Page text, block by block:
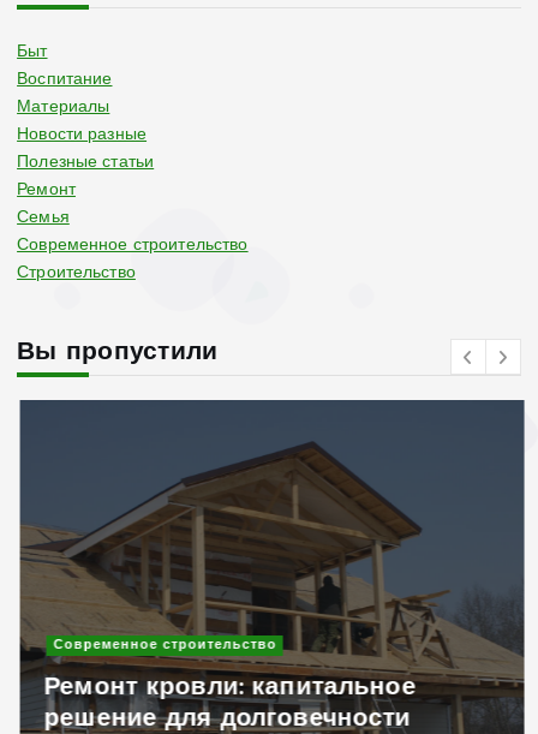
Быт
Воспитание
Материалы
Новости разные
Полезные статьи
Ремонт
Семья
Современное строительство
Строительство
Вы пропустили
Современное строительство
Ремонт кровли: капитальное
решение для долговечности